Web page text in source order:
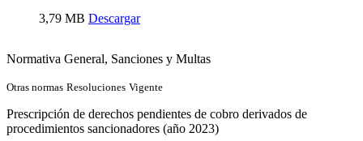
3,79 MB Descargar
Normativa General, Sanciones y Multas
Otras normas Resoluciones Vigente
Prescripción de derechos pendientes de cobro derivados de
procedimientos sancionadores (año 2023)